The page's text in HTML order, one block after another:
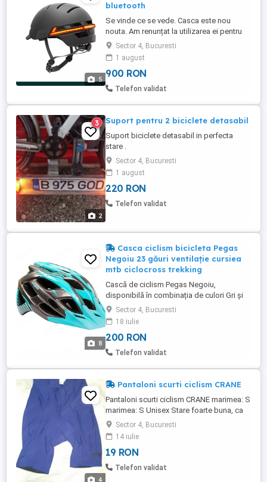
5
bluetooth
Se vinde ce se vede. Casca este nou
nouta. Am renunțat la utilizarea ei pentru
alt model. Are telecomanda pentru
semnalizarea stg dreaptaomenzi vocale,
răspuns la telefon. Are casca stereo
Bluetooth incorporata Preț fix!!! Nu fac
schimburi!!! Pentru cunoscători! Predare în
Sector 4, Bucuresti
1 august
900 RON
Telefon validat
2
3 Suport pentru 2 biciclete detasabil
Suport biciclete detasabil in perfecta
stare .
Sector 4, Bucuresti
1 august
220 RON
Telefon validat
8
Casca ciclism bicicleta Pegas
Negoiu 23 găuri ventilație cursiea
mtb ciclocross trekking
Cască de ciclism Pegas Negoiu,
disponibilă în combinația de culori Gri și
Turcoaz. Caracteristici Principale:
Construcție: Tehnologie In-Mold pentru
durabilitate și greutate redusă. Ventilație:
Dispune de un sistem optim de aerisire cu
23 de găuri. Dotări: Include un cozoroc
Sector 4, Bucuresti
18 iulie
200 RON
Telefon validat
4
Pantaloni scurti ciclism CRANE
Pantaloni scurti ciclism CRANE marimea: S
marimea: S Unisex Stare foarte buna, ca
noi!Sector 4, Bucuresti
14 iulie
19 RON
Telefon validat